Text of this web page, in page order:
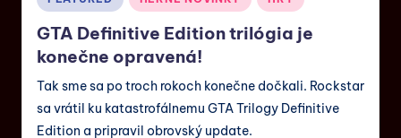
GTA Definitive Edition trilógia je
konečne opravená!
Tak sme sa po troch rokoch konečne dočkali. Rockstar
sa vrátil ku katastrofálnemu GTA Trilogy Definitive
Edition a pripravil obrovský update.